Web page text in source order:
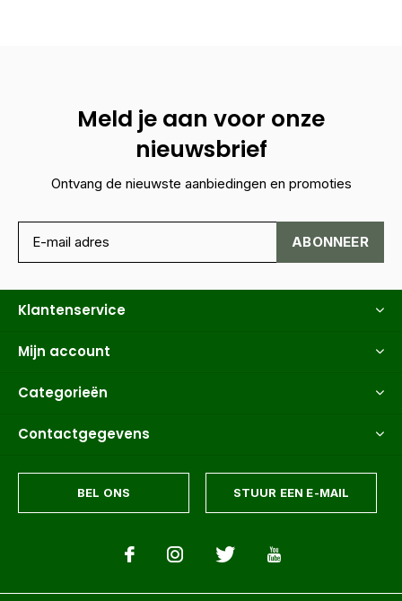
Meld je aan voor onze
nieuwsbrief
Ontvang de nieuwste aanbiedingen en promoties
ABONNEER
Klantenservice
Mijn account
Categorieën
Contactgegevens
BEL ONS STUUR EEN E-MAIL